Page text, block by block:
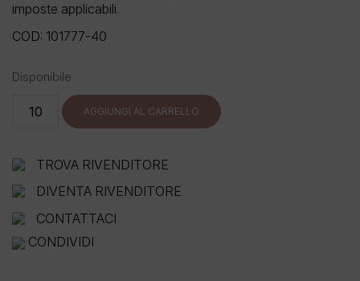
imposte applicabili.
COD: 101777-40
Disponibile
101777-
AGGIUNGI AL CARRELLO
TROVA RIVENDITORE
DIVENTA RIVENDITORE
CONTATTACI
CONDIVIDI